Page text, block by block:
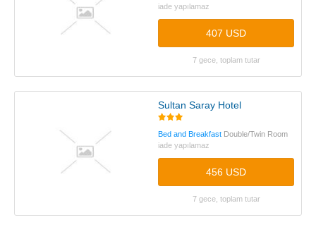
iade yapılamaz
407 USD
7 gece, toplam tutar
Sultan Saray Hotel
Bed and Breakfast Double/Twin Room
iade yapılamaz
456 USD
7 gece, toplam tutar